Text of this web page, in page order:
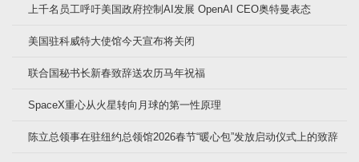
上千名员工呼吁美国政府控制AI发展 OpenAI CEO奥特曼表态
美国驻科威特大使馆今天宣布将关闭
联合国秘书长新春致辞送农历马年祝福
SpaceX重心从火星转向月球的第一性原理
陈立总领事在驻纽约总领馆2026春节“暖心包”发放启动仪式上的致辞